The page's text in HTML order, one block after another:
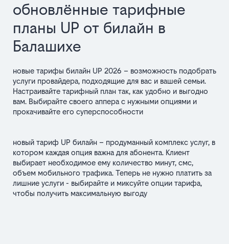
обновлённые тарифные
планы UP от билайн в
Балашихе
новые тарифы билайн UP 2026 – возможность подобрать
услуги провайдера, подходящие для вас и вашей семьи.
Настраивайте тарифный план так, как удобно и выгодно
вам. Выбирайте своего аппера с нужными опциями и
прокачивайте его суперспособности
новый тариф UP билайн – продуманный комплекс услуг, в
котором каждая опция важна для абонента. Клиент
выбирает необходимое ему количество минут, смс,
объем мобильного трафика. Теперь не нужно платить за
лишние услуги - выбирайте и миксуйте опции тарифа,
чтобы получить максимальную выгоду